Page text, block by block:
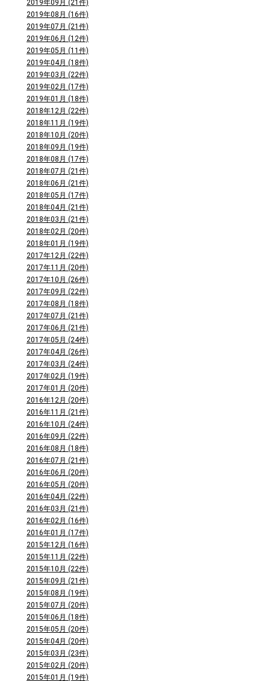
2019年09月 (21件)
2019年08月 (16件)
2019年07月 (21件)
2019年06月 (12件)
2019年05月 (11件)
2019年04月 (18件)
2019年03月 (22件)
2019年02月 (17件)
2019年01月 (18件)
2018年12月 (22件)
2018年11月 (19件)
2018年10月 (20件)
2018年09月 (19件)
2018年08月 (17件)
2018年07月 (21件)
2018年06月 (21件)
2018年05月 (17件)
2018年04月 (21件)
2018年03月 (21件)
2018年02月 (20件)
2018年01月 (19件)
2017年12月 (22件)
2017年11月 (20件)
2017年10月 (26件)
2017年09月 (22件)
2017年08月 (18件)
2017年07月 (21件)
2017年06月 (21件)
2017年05月 (24件)
2017年04月 (26件)
2017年03月 (24件)
2017年02月 (19件)
2017年01月 (20件)
2016年12月 (20件)
2016年11月 (21件)
2016年10月 (24件)
2016年09月 (22件)
2016年08月 (18件)
2016年07月 (21件)
2016年06月 (20件)
2016年05月 (20件)
2016年04月 (22件)
2016年03月 (21件)
2016年02月 (16件)
2016年01月 (17件)
2015年12月 (16件)
2015年11月 (22件)
2015年10月 (22件)
2015年09月 (21件)
2015年08月 (19件)
2015年07月 (20件)
2015年06月 (18件)
2015年05月 (20件)
2015年04月 (20件)
2015年03月 (23件)
2015年02月 (20件)
2015年01月 (19件)